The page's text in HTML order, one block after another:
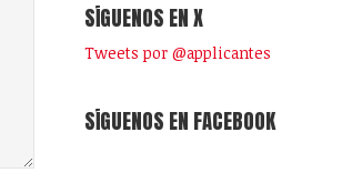
SÍGUENOS EN X
Tweets por @applicantes
SÍGUENOS EN FACEBOOK